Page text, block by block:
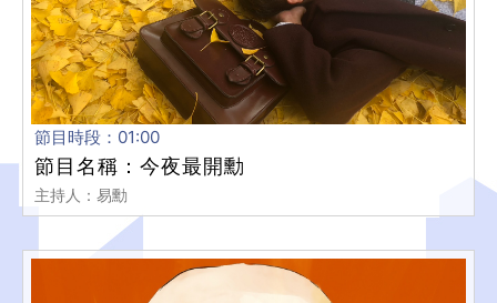
節目時段：01:00
節目名稱：今夜最開勳
主持人：易勳